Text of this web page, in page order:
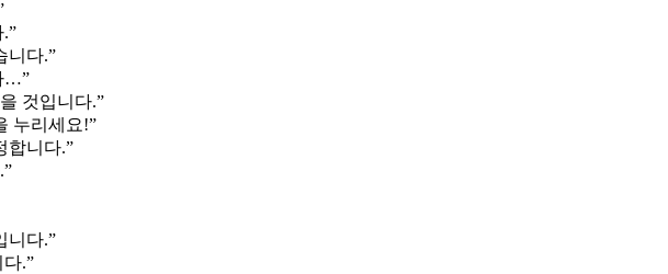
니다.”
…”
것입니다.”
누리세요!”
합니다.”
니다.”
.”